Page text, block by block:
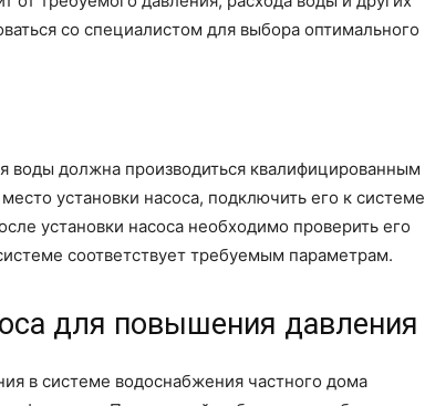
со специалистом для выбора оптимального
воды должна производиться квалифицированным
установки насоса, подключить его к системе
установки насоса необходимо проверить его
соответствует требуемым параметрам.
для повышения давления
в системе водоснабжения частного дома